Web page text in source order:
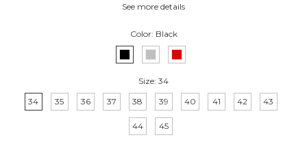
See more details
Color: Black
Size: 34
34
35 36 37 38 39 40 41 42 43
44 45